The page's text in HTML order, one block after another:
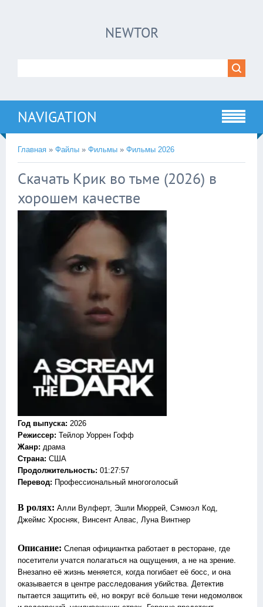
NEWTOR
NAVIGATION
Главная » Файлы » Фильмы » Фильмы 2026
Скачать Крик во тьме (2026) в
хорошем качестве
Год выпуска: 2026
Режиссер: Тейлор Уоррен Гофф
Жанр: драма
Страна: США
Продолжительность: 01:27:57
Перевод: Профессиональный многоголосый
В ролях: Алли Вулферт, Эшли Мюррей, Сэмюэл Код,
Джеймс Хросняк, Винсент Алвас, Луна Винтнер
Описание: Слепая официантка работает в ресторане, где
посетители учатся полагаться на ощущения, а не на зрение.
Внезапно её жизнь меняется, когда погибает её босс, и она
оказывается в центре расследования убийства. Детектив
пытается защитить её, но вокруг всё больше тени недомолвок
!!!Если Вы с телефона сперва нажмите на